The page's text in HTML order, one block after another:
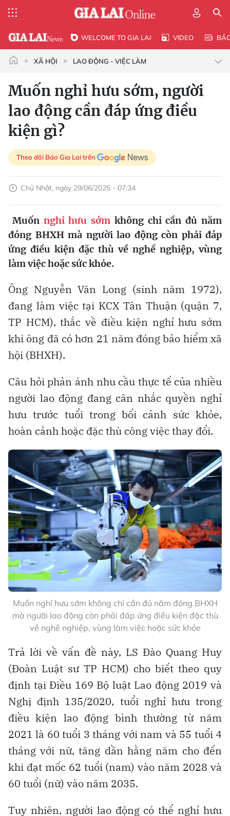
WELCOME TO GIA LAI VIDEO
XÃ HỘI LAO ĐỘNG - VIỆC LÀM
Muốn nghỉ hưu sớm, người
lao động cần đáp ứng điều
kiện gì?
Theo dõi Báo Gia Lai trên
Chủ Nhật, ngày 29/06/2025 - 07:34
Muốn nghỉ hưu sớm không chỉ cần đủ năm
đóng BHXH mà người lao động còn phải đáp
ứng điều kiện đặc thù về nghề nghiệp, vùng
làm việc hoặc sức khỏe.
Ông Nguyễn Văn Long (sinh năm 1972),
đang làm việc tại KCX Tân Thuận (quận 7,
TP HCM), thắc về điều kiện nghỉ hưu sớm
khi ông đã có hơn 21 năm đóng bảo hiểm xã
hội (BHXH).
Câu hỏi phản ánh nhu cầu thực tế của nhiều
người lao động đang cân nhắc quyền nghỉ
hưu trước tuổi trong bối cảnh sức khỏe,
hoàn cảnh hoặc đặc thù công việc thay đổi.
Muốn nghỉ hưu sớm không chỉ cần đủ năm đóng BHXH
mà người lao động còn phải đáp ứng điều kiện đặc thù
về nghề nghiệp, vùng làm việc hoặc sức khỏe
Trả lời về vấn đề này, LS Đào Quang Huy
(Đoàn Luật sư TP HCM) cho biết theo quy
định tại Điều 169 Bộ luật Lao động 2019 và
Nghị định 135/2020, tuổi nghỉ hưu trong
điều kiện lao động bình thường từ năm
2021 là 60 tuổi 3 tháng với nam và 55 tuổi 4
tháng với nữ, tăng dần hằng năm cho đến
khi đạt mốc 62 tuổi (nam) vào năm 2028 và
60 tuổi (nữ) vào năm 2035.
Tuy nhiên, người lao động có thể nghỉ hưu